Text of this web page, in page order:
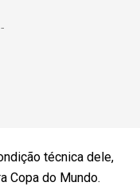
técnica dele,
Copa do Mundo.